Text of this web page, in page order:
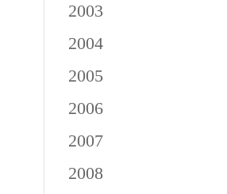
2003
2004
2005
2006
2007
2008